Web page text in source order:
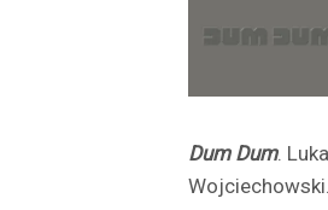
Dum Dum.
Wojciechowski.